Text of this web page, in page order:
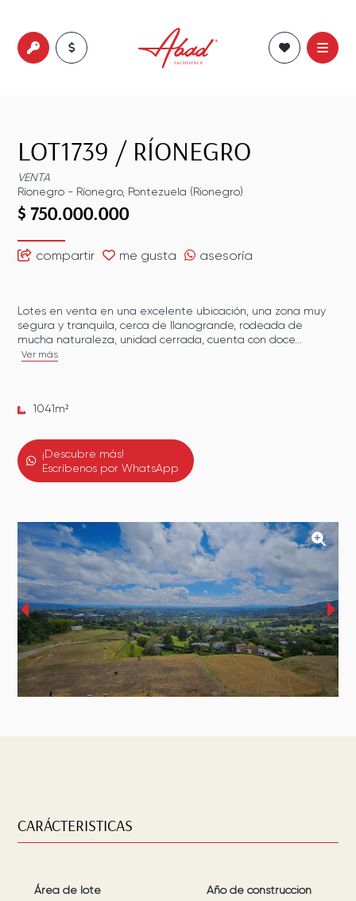
LOT1739 / RÍONEGRO
VENTA
Ríonegro - Ríonegro, Pontezuela (Rionegro)
$ 750.000.000
compartir me gusta asesoría
Lotes en venta en una excelente ubicación, una zona muy
segura y tranquila, cerca de llanogrande, rodeada de
mucha naturaleza, unidad cerrada, cuenta con doce...
Ver más
1041m²
¡Descubre más!
Escríbenos por WhatsApp
‹ ›
CARÁCTERISTICAS
Área de lote
Año de construcción